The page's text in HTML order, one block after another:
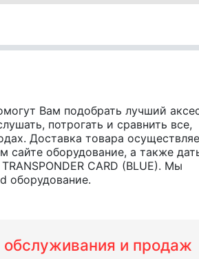
Вам подобрать лучший
потрогать и сравнить все,
Доставка товара
сайте оборудование, а также
CARD (BLUE). Мы
оборудование.
обслуживания и продаж